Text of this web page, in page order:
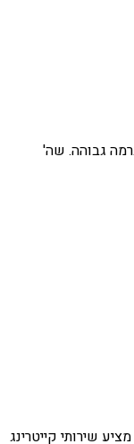
גבוהה. שה'
שירותי קייטרינג